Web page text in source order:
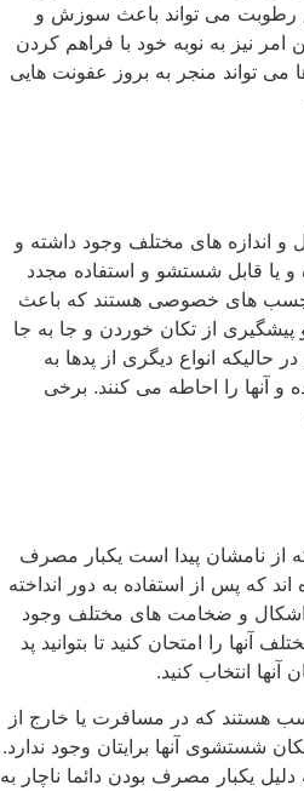
رطوبت می تواند باعث سوزش و
امر نیز به نوبه خود با فراهم کردن
می تواند منجر به بروز عفونت هایی
و اندازه های مختلف وجود داشته و
یا قابل شستشو و استفاده مجدد
چسب های خصوصی هستند که باعث
پیشگیری از تکان خوردن و جا به جا
حالیکه انواع دیگری از پدها به
آنها را احاطه می کنند. برخی
از نامشان پیدا است یکبار مصرف
که پس از استفاده به دور انداخته
و ضخامت های مختلف وجود
آنها را امتحان کنید تا بتوانید پد
انتخاب کنید.
هستند که در مسافرت یا خارج از
شستشوی آنها برایتان وجود ندارد.
یکبار مصرف بودن دائما ناچار به